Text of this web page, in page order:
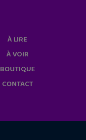
À LIRE
À VOIR
BOUTIQUE
CONTACT